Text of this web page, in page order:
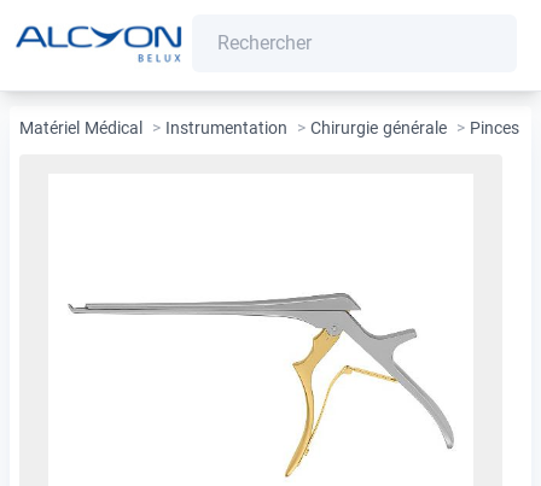
Matériel Médical > Instrumentation > Chirurgie générale > Pinces